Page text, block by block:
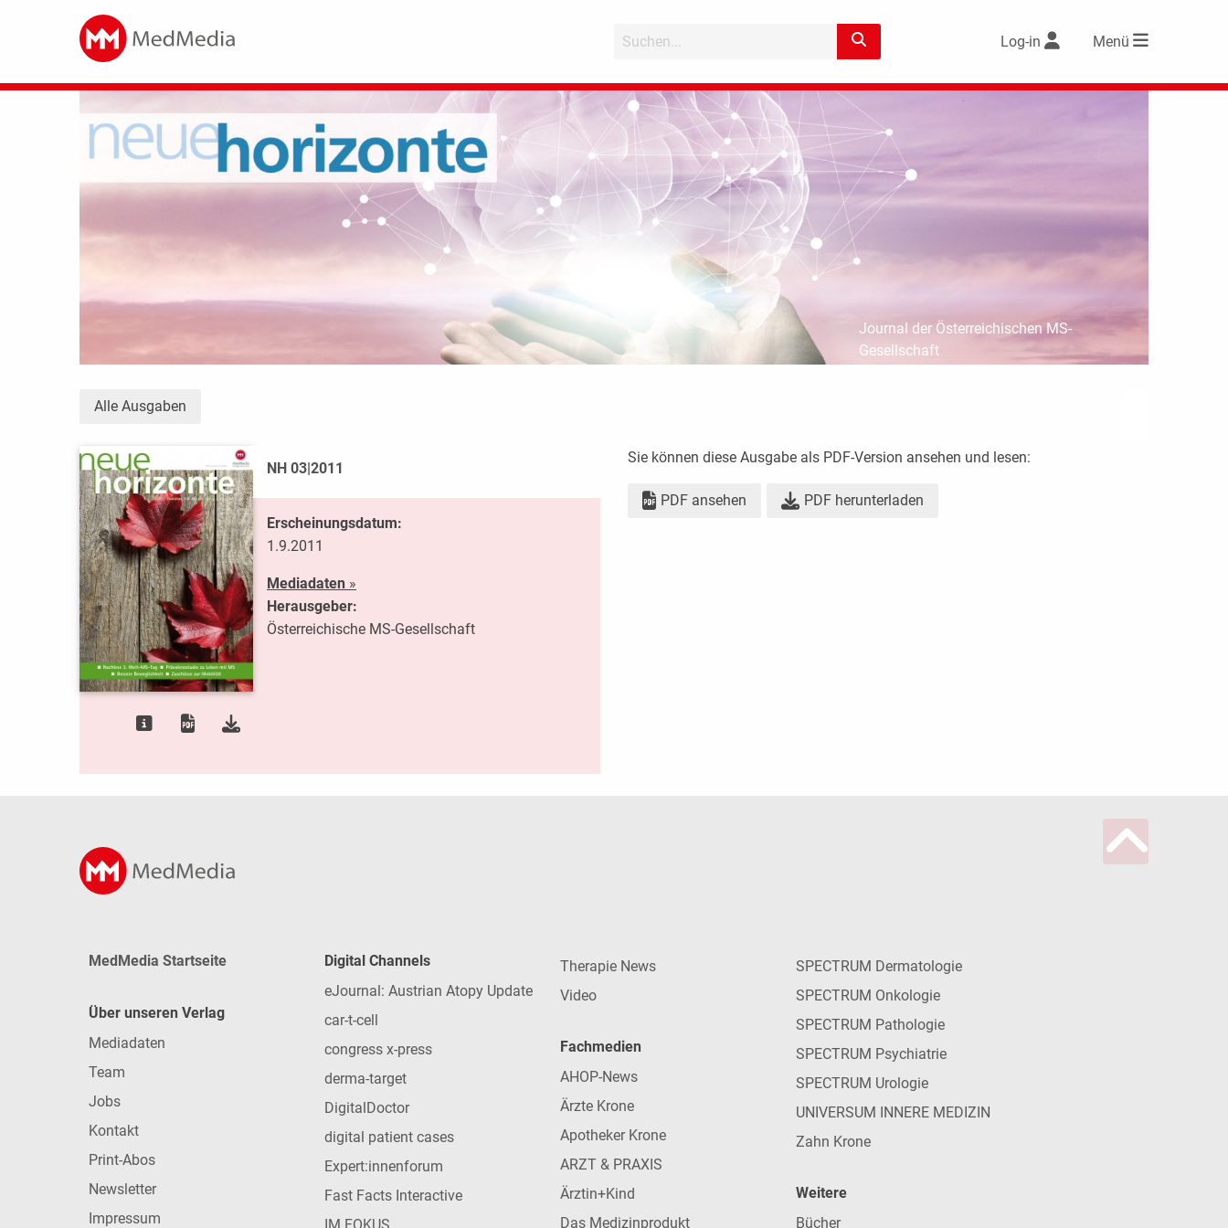
Log-in Menü
Journal der Österreichischen MS-
Gesellschaft
Alle Ausgaben
NH 03|2011
Erscheinungsdatum:
1.9.2011
Mediadaten»
Herausgeber:
Österreichische MS-Gesellschaft
Sie können diese Ausgabe als PDF-Version ansehen und lesen:
PDF ansehen PDF herunterladen
MedMedia Startseite
Über unseren Verlag
Mediadaten
Team
Jobs
Kontakt
Print-Abos
Newsletter
Impressum
Digital Channels
eJournal: Austrian Atopy Update
car-t-cell
congress x-press
derma-target
DigitalDoctor
digital patient cases
Expert:innenforum
Fast Facts Interactive
IM FOKUS
Therapie News
Video
Fachmedien
AHOP-News
Ärzte Krone
Apotheker Krone
ARZT & PRAXIS
Ärztin+Kind
Das Medizinprodukt
SPECTRUM Dermatologie
SPECTRUM Onkologie
SPECTRUM Pathologie
SPECTRUM Psychiatrie
SPECTRUM Urologie
UNIVERSUM INNERE MEDIZIN
Zahn Krone
Weitere
Bücher